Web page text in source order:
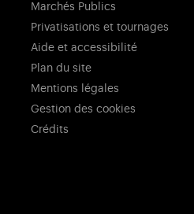
Marchés Publics
Privatisations et tournages
Aide et accessibilité
Plan du site
Mentions légales
Gestion des cookies
Crédits